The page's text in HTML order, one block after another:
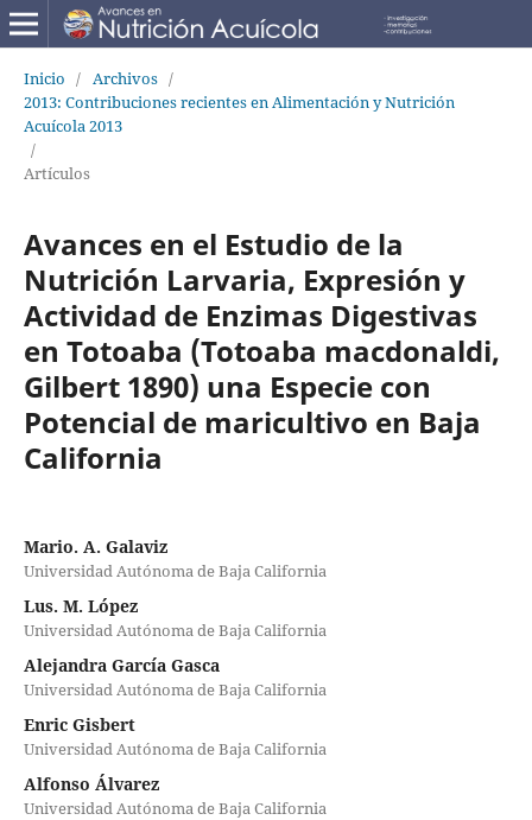
Inicio / Archivos /
2013: Contribuciones recientes en Alimentación y Nutrición
Acuícola 2013
/
Artículos
Avances en el Estudio de la
Nutrición Larvaria, Expresión y
Actividad de Enzimas Digestivas
en Totoaba (Totoaba macdonaldi,
Gilbert 1890) una Especie con
Potencial de maricultivo en Baja
California
Mario. A. Galaviz
Universidad Autónoma de Baja California
Lus. M. López
Universidad Autónoma de Baja California
Alejandra García Gasca
Universidad Autónoma de Baja California
Enric Gisbert
Universidad Autónoma de Baja California
Alfonso Álvarez
Universidad Autónoma de Baja California